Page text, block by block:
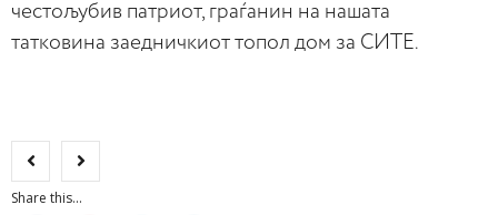
честољубив патриот, граѓанин на нашата
татковина заедничкиот топол дом за СИТЕ.
Share this...